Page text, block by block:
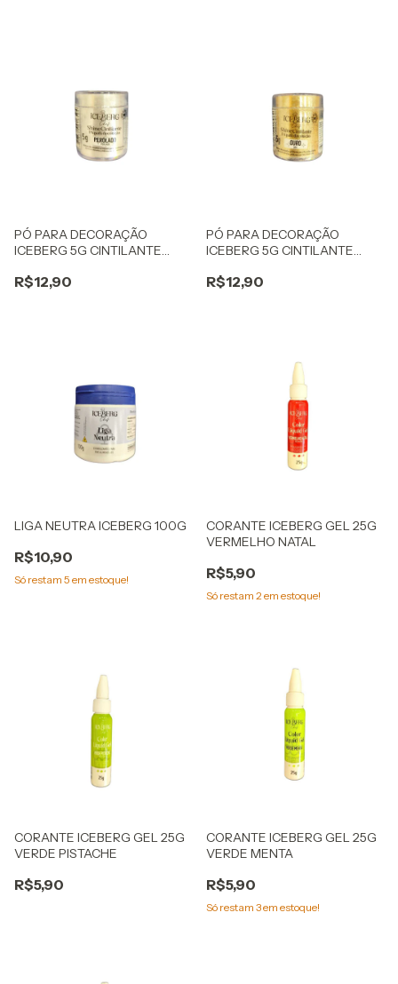
PÓ PARA DECORAÇÃO
ICEBERG 5G CINTILANTE
R$12,90
PÓ PARA DECORAÇÃO
ICEBERG 5G CINTILANTE
R$12,90
LIGA NEUTRA ICEBERG 100G
R$10,90
Só restam 5 em estoque!
CORANTE ICEBERG GEL 25G
VERMELHO NATAL
R$5,90
Só restam 2em estoque!
CORANTE ICEBERG GEL 25G
VERDE PISTACHE
R$5,90
CORANTE ICEBERG GEL 25G
VERDE MENTA
R$5,90
Só restam 3em estoque!